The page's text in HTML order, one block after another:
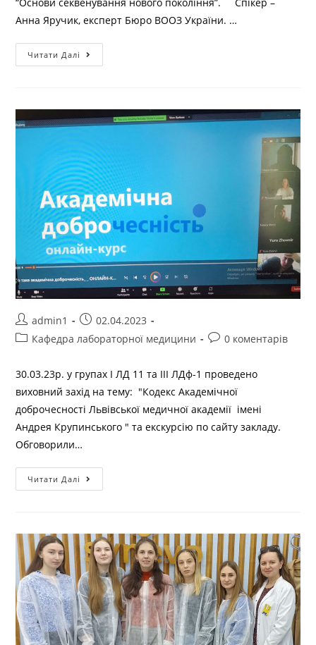
Анна Яручик, експерт Бюро ВООЗ України. …
Читати Далі
admin1
02.04.2023
Кафедра лабораторної медицини
0 коментарів
30.03.23р. у групах І ЛД 11 та ІІІ ЛДф-1 проведено
виховний захід на тему: "Кодекс Академічної
доброчесності Львівської медичної академії імені
Андрея Крупинського " та екскурсію по сайту закладу.
Обговорили…
Читати Далі